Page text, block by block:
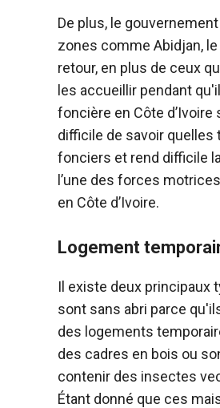
De plus, le
zones comme Abidjan,
retour, en plus de ceux
les accueillir pendant
foncière en Côte
difficile de savoir
fonciers et rend difficile
l’une des forces
en Côte d’Ivoire.
Logement
Il existe deux principaux
sont sans abri parce
des logements
des cadres en bois ou
contenir des insectes
Étant donné que ces